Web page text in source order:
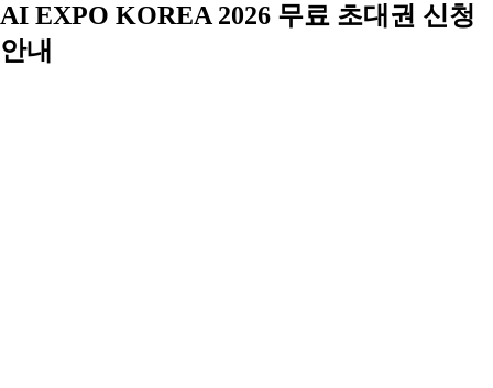
AI EXPO KOREA 2026 무료 초대권 신청
안내